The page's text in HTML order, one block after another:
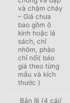
và chậm cháy
– Giá chưa
bao gồm ô
kính hoặc lá
sách, chỉ
nhôm, phào
chỉ nổi( báo
giá theo từng
mẫu và kích
thước )
Bản lề (4 cái/